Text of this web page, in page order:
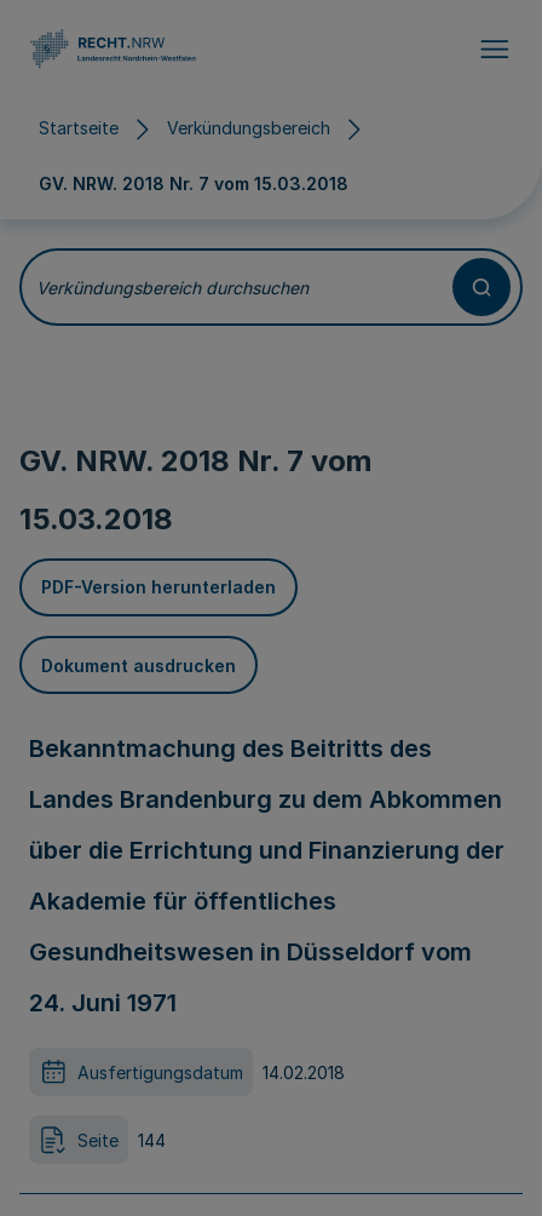
Startseite Verkündungsbereich
GV. NRW. 2018 Nr. 7 vom 15.03.2018
Verkündungsbereich durchsuchen
GV. NRW. 2018 Nr. 7 vom
15.03.2018
PDF-Version herunterladen
Dokument ausdrucken
Bekanntmachung des Beitritts des
Landes Brandenburg zu dem Abkommen
über die Errichtung und Finanzierung der
Akademie für öffentliches
Gesundheitswesen in Düsseldorf vom
24. Juni 1971
Ausfertigungsdatum 14.02.2018
Seite 144